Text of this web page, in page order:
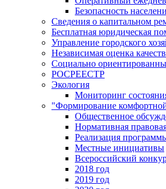
Безопасность
Сведения о капитальном
Бесплатная юридическая
Управление городского
Независимая оценка
Социально
РОСРЕЕСТР
Экология
Мониторинг
"Формирование
Общественное
Нормативная
Реализация
Местные инициативы
Всероссийский
2018 год
2019 год